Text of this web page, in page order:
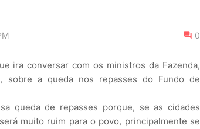
0
ira conversar com os ministros da Fazenda,
sobre a queda nos repasses do Fundo de
queda de repasses porque, se as cidades
muito ruim para o povo, principalmente se